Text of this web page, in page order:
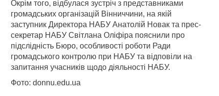
Окрім того, відбулася зустріч з представниками
громадських організацій Вінниччини, на якій
заступник Директора НАБУ Анатолій Новак та прес-
секретар НАБУ Світлана Оліфіра пояснили про
підслідність Бюро, особливості роботи Ради
громадського контролю при НАБУ та відповіли на
запитання учасників щодо діяльності НАБУ.
Фото: donnu.edu.ua